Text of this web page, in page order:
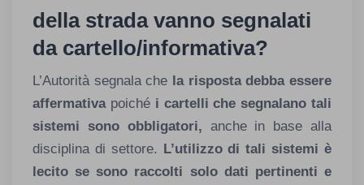
della strada vanno segnalati
da cartello/informativa?
L’Autorità segnala che la risposta debba essere
affermativapoiché i cartelli che segnalano tali
sistemi sono obbligatori, anche in base alla
disciplina di settore. L’utilizzo di tali sistemi è
lecito se sono raccolti solo dati pertinenti e